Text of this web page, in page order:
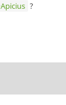
Apicius ?